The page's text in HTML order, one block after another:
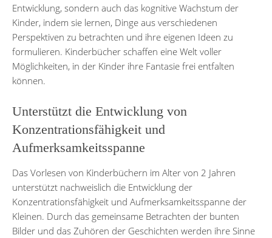
Entwicklung, sondern auch das kognitive Wachstum der
Kinder, indem sie lernen, Dinge aus verschiedenen
Perspektiven zu betrachten und ihre eigenen Ideen zu
formulieren. Kinderbücher schaffen eine Welt voller
Möglichkeiten, in der Kinder ihre Fantasie frei entfalten
können.
Unterstützt die Entwicklung von
Konzentrationsfähigkeit und
Aufmerksamkeitsspanne
Das Vorlesen von Kinderbüchern im Alter von 2 Jahren
unterstützt nachweislich die Entwicklung der
Konzentrationsfähigkeit und Aufmerksamkeitsspanne der
Kleinen. Durch das gemeinsame Betrachten der bunten
Bilder und das Zuhören der Geschichten werden ihre Sinne